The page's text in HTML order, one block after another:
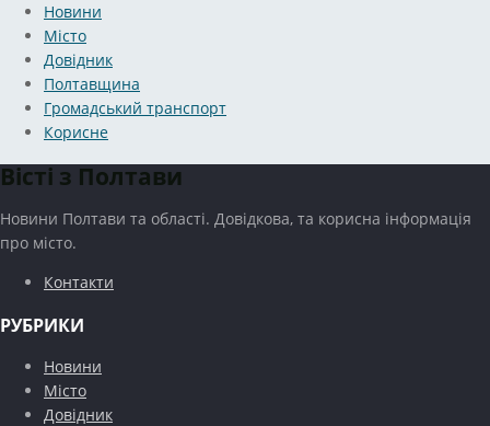
Новини
Місто
Довідник
Полтавщина
Громадський транспорт
Корисне
Вісті з Полтави
Новини Полтави та області. Довідкова, та корисна інформація
про місто.
Контакти
РУБРИКИ
Новини
Місто
Довідник